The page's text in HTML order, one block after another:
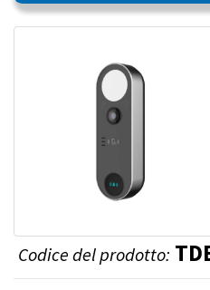
Codice del prodotto: